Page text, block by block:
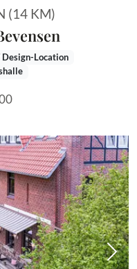
(14 KM)
Location